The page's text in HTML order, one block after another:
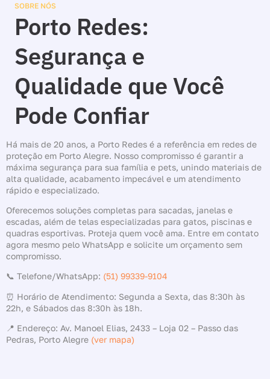
SOBRE NÓS
Porto Redes:
Segurança e
Qualidade que Você
Pode Confiar
Há mais de 20 anos, a Porto Redes é a referência em redes de
proteção em Porto Alegre. Nosso compromisso é garantir a
máxima segurança para sua família e pets, unindo materiais de
alta qualidade, acabamento impecável e um atendimento
rápido e especializado.
Oferecemos soluções completas para sacadas, janelas e
escadas, além de telas especializadas para gatos, piscinas e
quadras esportivas. Proteja quem você ama. Entre em contato
agora mesmo pelo WhatsApp e solicite um orçamento sem
compromisso.
📞 Telefone/WhatsApp: (51) 99339-9104
⏰ Horário de Atendimento: Segunda a Sexta, das 8:30h às
22h, e Sábados das 8:30h às 18h.
📍 Endereço: Av. Manoel Elias, 2433 – Loja 02 – Passo das
Pedras, Porto Alegre (ver mapa)